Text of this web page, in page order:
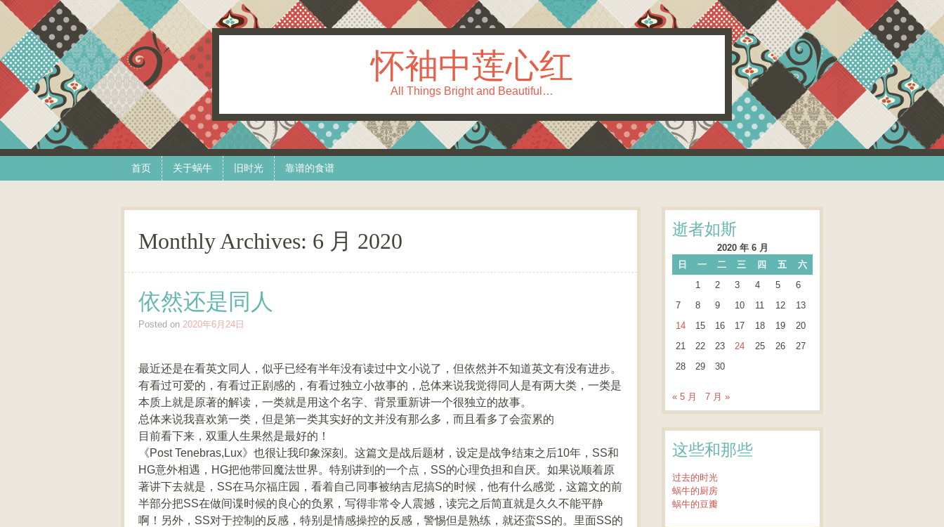
怀袖中莲心红
All Things Bright and Beautiful…
首页 关于蜗牛 旧时光 靠谱的食谱
Monthly Archives: 6 月 2020
依然还是同人
Posted on 2020年6月24日
最近还是在看英文同人，似乎已经有半年没有读过中文小说了，但依然并不知道英文有没有进步。
有看过可爱的，有看过正剧感的，有看过独立小故事的，总体来说我觉得同人是有两大类，一类是
本质上就是原著的解读，一类就是用这个名字、背景重新讲一个很独立的故事。
总体来说我喜欢第一类，但是第一类其实好的文并没有那么多，而且看多了会蛮累的
目前看下来，双重人生果然是最好的！
《Post Tenebras,Lux》也很让我印象深刻。这篇文是战后题材，设定是战争结束之后10年，SS和
HG意外相遇，HG把他带回魔法世界。特别讲到的一个点，SS的心理负担和自厌。如果说顺着原
著讲下去就是，SS在马尔福庄园，看着自己同事被纳吉尼搞S的时候，他有什么感觉，这篇文的前
半部分把SS在做间谍时候的良心的负累，写得非常令人震撼，读完之后简直就是久久不能平静
啊！另外，SS对于控制的反感，特别是情感操控的反感，警惕但是熟练，就还蛮SS的。里面SS的
逝者如斯
2020 年 6 月
日
一 二 三 四 五
六
1
2 3 4 5
6
7
8 9 10 11 12
13
14
15 16 17 18 19
20
21
22 23 24 25 26
27
28
29 30
« 5 月 7 月 »
这些和那些
过去的时光
蜗牛的厨房
蜗牛的豆瓣